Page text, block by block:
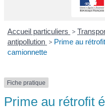
Accueil particuliers >
antipollution > Prime au
camionnette
Fiche pratique
Prime au rétrofit